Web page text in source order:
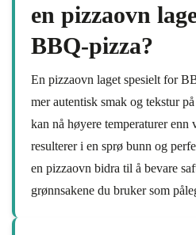
en pizzaovn
BBQ-pizza?
En pizzaovn laget spesielt for
mer autentisk smak og tekstur
kan nå høyere temperaturer enn
resulterer i en sprø bunn og
en pizzaovn bidra til å bevare
grønnsakene du bruker som